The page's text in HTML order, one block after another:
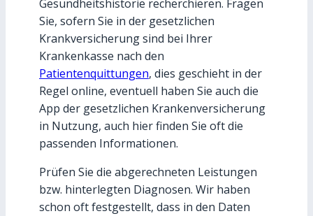
Gesundheitshistorie recherchieren. Fragen
Sie, sofern Sie in der gesetzlichen
Krankversicherung sind bei Ihrer
Krankenkasse nach den
Patientenquittungen, dies geschieht in der
Regel online, eventuell haben Sie auch die
App der gesetzlichen Krankenversicherung
in Nutzung, auch hier finden Sie oft die
passenden Informationen.
Prüfen Sie die abgerechneten Leistungen
bzw. hinterlegten Diagnosen. Wir haben
schon oft festgestellt, dass in den Daten